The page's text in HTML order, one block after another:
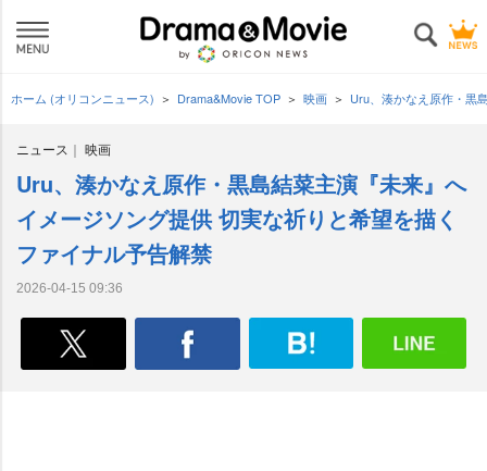
ホーム (オリコンニュース) Drama&Movie TOP 映画 Uru、湊かなえ原作・黒
ニュース 映画
Uru、湊かなえ原作・黒島結菜主演『未来』へ
イメージソング提供 切実な祈りと希望を描く
ファイナル予告解禁
2026-04-15 09:36